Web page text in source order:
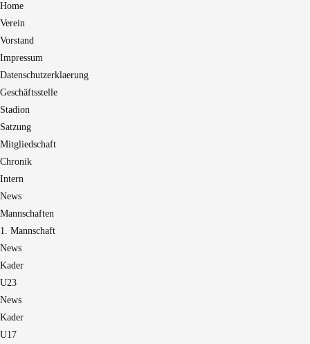
Home
Verein
Vorstand
Impressum
Datenschutzerklaerung
Geschäftsstelle
Stadion
Satzung
Mitgliedschaft
Chronik
Intern
News
Mannschaften
1. Mannschaft
News
Kader
U23
News
Kader
U17